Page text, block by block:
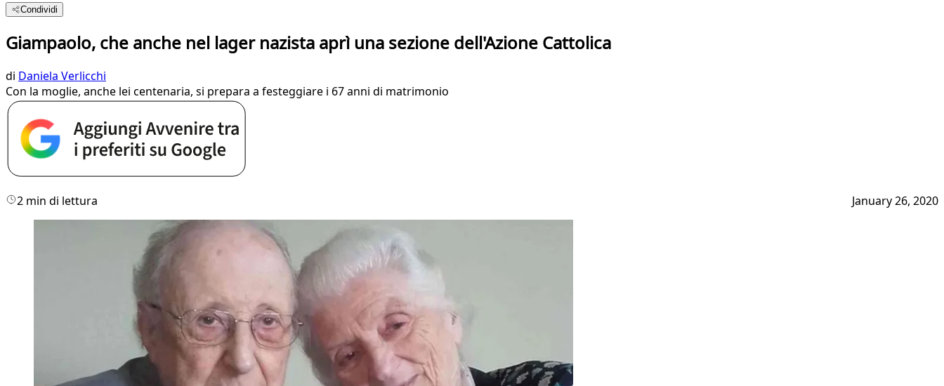
Condividi
Giampaolo, che anche nel lager nazista aprì una sezione dell'Azione Cattolica
di Daniela Verlicchi
Con la moglie, anche lei centenaria, si prepara a festeggiare i 67 anni di matrimonio
2 min di lettura January 26, 2020